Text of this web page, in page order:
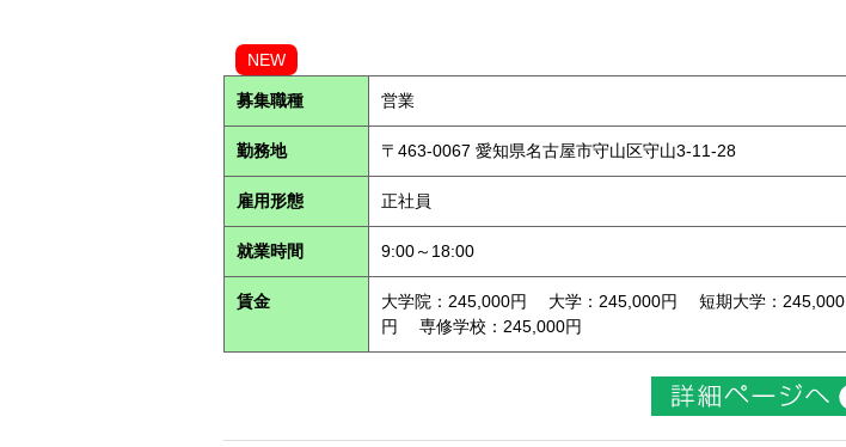
NEW
募集職種 営業
勤務地 〒463-0067 愛知県名古屋市守山区守山3-11-28
雇用形態 正社員
就業時間 9:00～18:00
賃金
大学院：245,000円 大学：245,000円 短期大学：245,000
円 専修学校：245,000円